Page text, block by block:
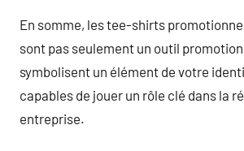
En somme, les tee-shirts
sont pas seulement un outil
symbolisent un élément de votre
capables de jouer un rôle clé dans la
entreprise.